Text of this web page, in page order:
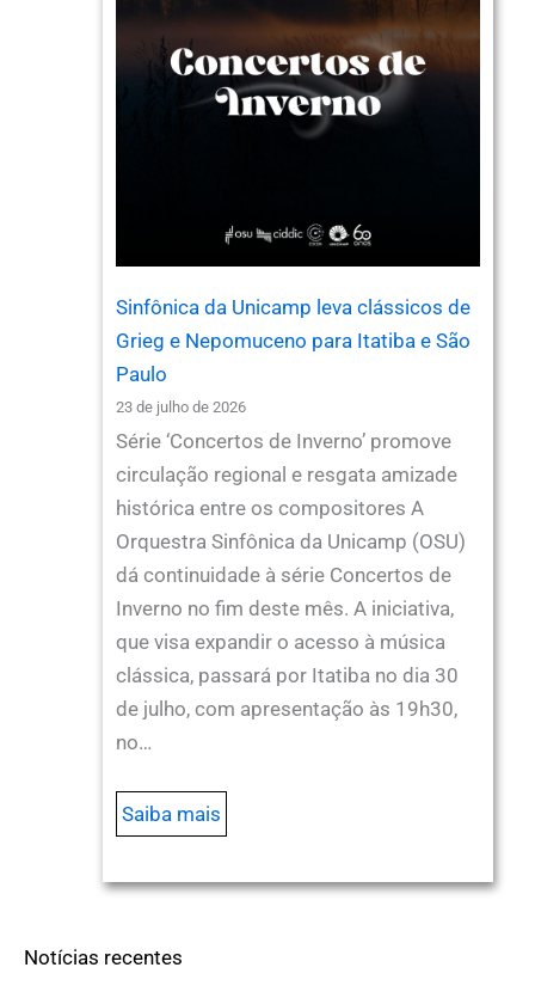
Sinfônica da Unicamp leva clássicos de
Grieg e Nepomuceno para Itatiba e São
Paulo
23 de julho de 2026
Série ‘Concertos de Inverno’ promove
circulação regional e resgata amizade
histórica entre os compositores A
Orquestra Sinfônica da Unicamp (OSU)
dá continuidade à série Concertos de
Inverno no fim deste mês. A iniciativa,
que visa expandir o acesso à música
clássica, passará por Itatiba no dia 30
de julho, com apresentação às 19h30,
no…
Saiba mais
Notícias recentes